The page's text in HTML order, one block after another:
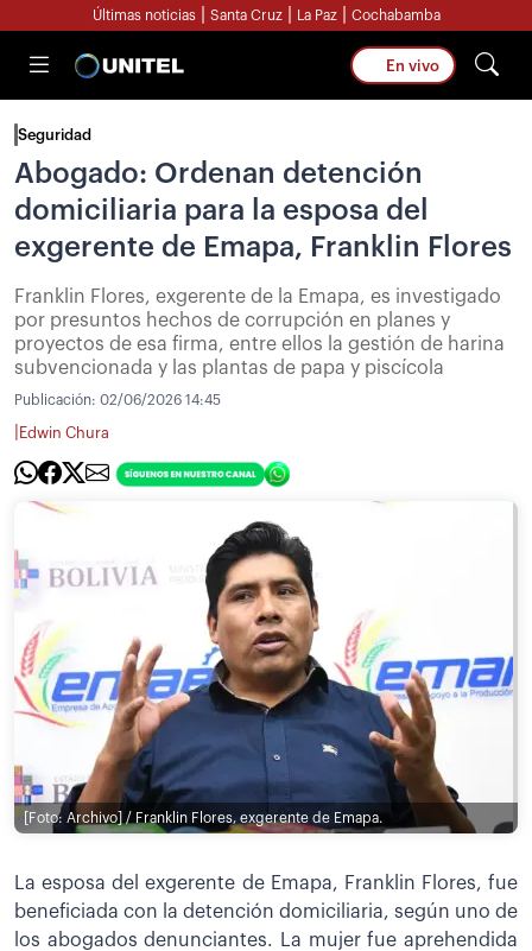
Últimas noticias Santa Cruz La Paz Cochabamba
En vivo
Seguridad
Abogado: Ordenan detención
domiciliaria para la esposa del
exgerente de Emapa, Franklin Flores
Franklin Flores, exgerente de la Emapa, es investigado
por presuntos hechos de corrupción en planes y
proyectos de esa firma, entre ellos la gestión de harina
subvencionada y las plantas de papa y piscícola
Publicación: 02/06/2026 14:45
Edwin Chura
[Foto: Archivo] / Franklin Flores, exgerente de Emapa.
La esposa del exgerente de Emapa, Franklin Flores, fue
beneficiada con la detención domiciliaria, según uno de
los abogados denunciantes. La mujer fue aprehendida